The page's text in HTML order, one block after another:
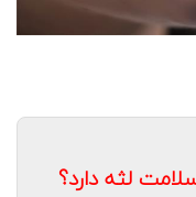
لثه دارد؟